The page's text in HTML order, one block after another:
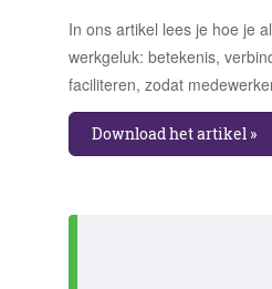
In ons artikel lees je hoe je
werkgeluk: betekenis,
faciliteren, zodat
Download het artikel »